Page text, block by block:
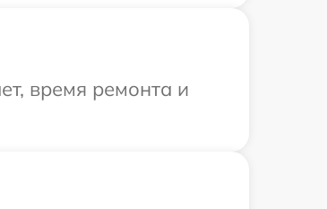
время ремонта и